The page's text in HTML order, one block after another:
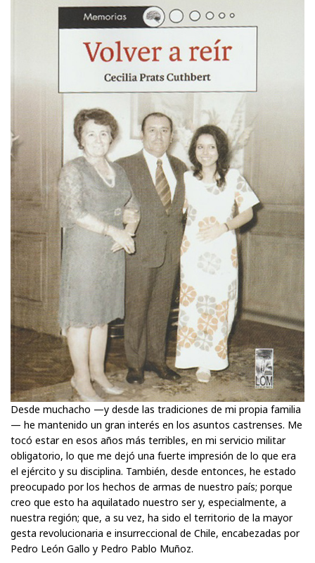
Desde muchacho —y desde las tradiciones de mi propia familia
— he mantenido un gran interés en los asuntos castrenses. Me
tocó estar en esos años más terribles, en mi servicio militar
obligatorio, lo que me dejó una fuerte impresión de lo que era
el ejército y su disciplina. También, desde entonces, he estado
preocupado por los hechos de armas de nuestro país; porque
creo que esto ha aquilatado nuestro ser y, especialmente, a
nuestra región; que, a su vez, ha sido el territorio de la mayor
gesta revolucionaria e insurreccional de Chile, encabezadas por
Pedro León Gallo y Pedro Pablo Muñoz.